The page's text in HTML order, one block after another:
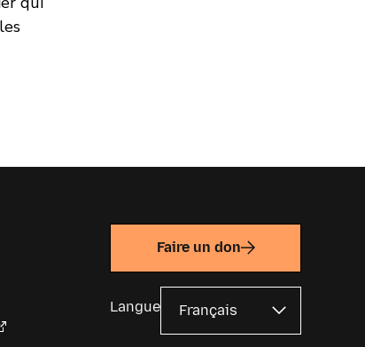
Faire un don
Langue